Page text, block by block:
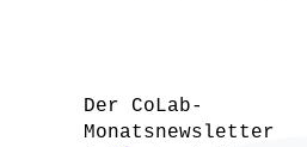
Der CoLab-
Monatsnewsletter